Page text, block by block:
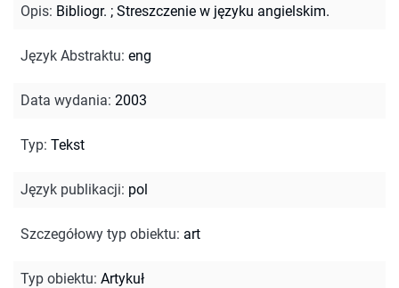
Opis: Bibliogr. ; Streszczenie w języku angielskim.
Język Abstraktu: eng
Data wydania: 2003
Typ: Tekst
Język publikacji: pol
Szczegółowy typ obiektu: art
Typ obiektu: Artykuł